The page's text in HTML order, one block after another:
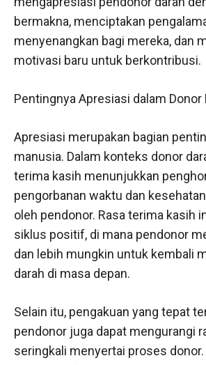
bermakna, menciptakan
menyenangkan bagi mereka, dan
motivasi baru untuk berkontribusi.
Pentingnya Apresiasi dalam Donor
Apresiasi merupakan bagian
manusia. Dalam konteks donor
terima kasih menunjukkan
pengorbanan waktu dan
oleh pendonor. Rasa terima kasih
siklus positif, di mana pendonor
dan lebih mungkin untuk kembali
darah di masa depan.
Selain itu, pengakuan yang tepat
pendonor juga dapat mengurangi
seringkali menyertai proses